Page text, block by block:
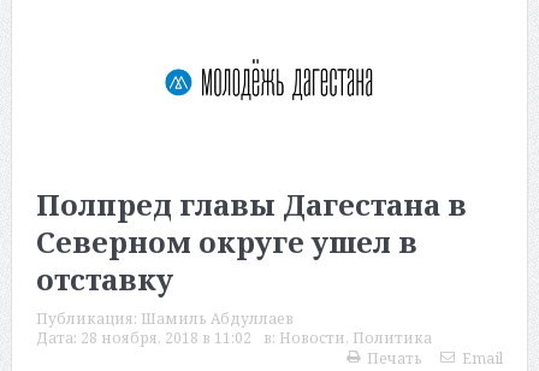
Полпред главы Дагестана в
Северном округе ушел в
отставку
Публикация: Шамиль Абдуллаев
Дата: 28 ноября, 2018 в 11:02 в: Новости, Политика
Печать
Email